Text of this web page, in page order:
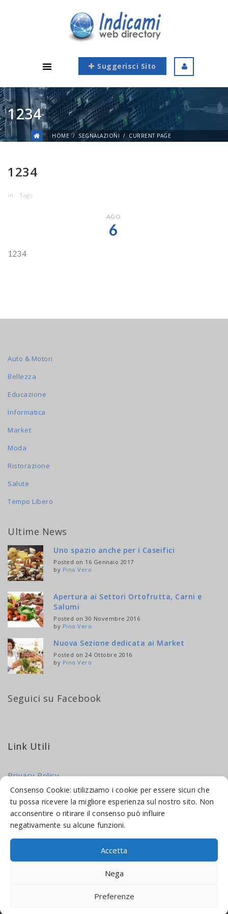
Consenso Cookie: utilizziamo i cookie per essere sicuri che
tu possa ricevere la migliore esperienza sul nostro sito. Non
acconsentire o ritirare il consenso può influire
negativamente su alcune funzioni.
Accetta
Nega
Preferenze
Suggerisci Sito
1234
HOME SEGNALAZIONI CURRENT PAGE
1234
in Tags
AGO
6
1234
Auto & Motori
Bellezza
Educazione
Informatica
Market
Moda
Ristorazione
Salute
Tempo Libero
Ultime News
Uno spazio anche per i Caseifici
Posted on 16 Gennaio 2017
by Pino Vero
Apertura ai Settori Ortofrutta, Carni e
Salumi
Posted on 30 Novembre 2016
by Pino Vero
Nuova Sezione dedicata ai Market
Posted on 24 Ottobre 2016
by Pino Vero
Seguici su Facebook
Link Utili
Privacy Policy
Cookie Policy
MADE WEB SOLUTIONS